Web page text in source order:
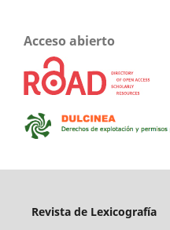
Acceso abierto
Revista de Lexicografía